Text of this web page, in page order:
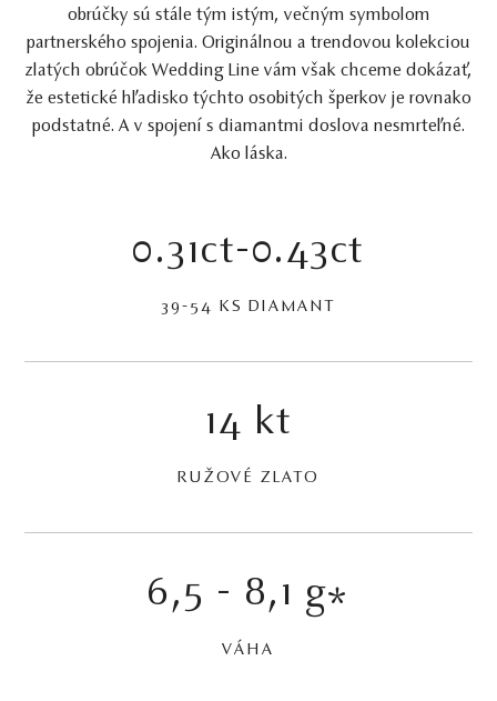
obrúčky sú stále tým istým, večným symbolom
partnerského spojenia. Originálnou a trendovou kolekciou
zlatých obrúčok Wedding Line vám však chceme dokázať,
že estetické hľadisko týchto osobitých šperkov je rovnako
podstatné. A v spojení s diamantmi doslova nesmrteľné.
Ako láska.
0.31ct-0.43ct
39-54 KS DIAMANT
14 kt
RUŽOVÉ ZLATO
6,5 - 8,1 g*
VÁHA